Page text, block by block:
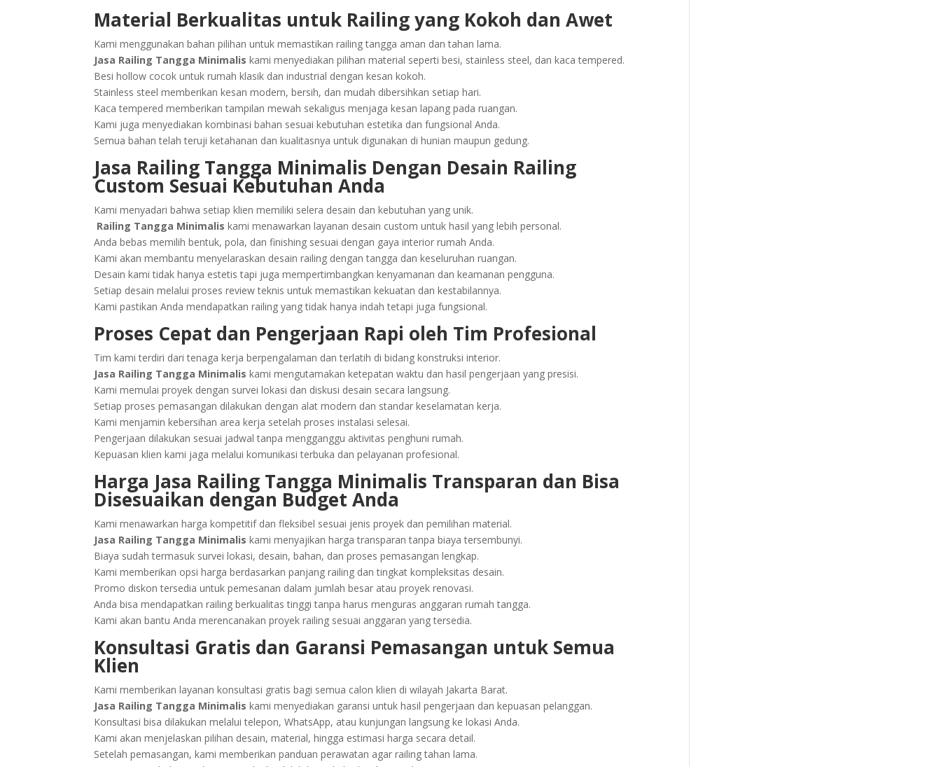
Material Berkualitas untuk Railing yang Kokoh dan Awet
Kami menggunakan bahan pilihan untuk memastikan railing tangga aman dan tahan lama.
Jasa Railing Tangga Minimalis kami menyediakan pilihan material seperti besi, stainless steel, dan kaca tempered.
Besi hollow cocok untuk rumah klasik dan industrial dengan kesan kokoh.
Stainless steel memberikan kesan modern, bersih, dan mudah dibersihkan setiap hari.
Kaca tempered memberikan tampilan mewah sekaligus menjaga kesan lapang pada ruangan.
Kami juga menyediakan kombinasi bahan sesuai kebutuhan estetika dan fungsional Anda.
Semua bahan telah teruji ketahanan dan kualitasnya untuk digunakan di hunian maupun gedung.
Jasa Railing Tangga Minimalis Dengan Desain Railing
Custom Sesuai Kebutuhan Anda
Kami menyadari bahwa setiap klien memiliki selera desain dan kebutuhan yang unik.
Railing Tangga Minimalis kami menawarkan layanan desain custom untuk hasil yang lebih personal.
Anda bebas memilih bentuk, pola, dan finishing sesuai dengan gaya interior rumah Anda.
Kami akan membantu menyelaraskan desain railing dengan tangga dan keseluruhan ruangan.
Desain kami tidak hanya estetis tapi juga mempertimbangkan kenyamanan dan keamanan pengguna.
Setiap desain melalui proses review teknis untuk memastikan kekuatan dan kestabilannya.
Kami pastikan Anda mendapatkan railing yang tidak hanya indah tetapi juga fungsional.
Proses Cepat dan Pengerjaan Rapi oleh Tim Profesional
Tim kami terdiri dari tenaga kerja berpengalaman dan terlatih di bidang konstruksi interior.
Jasa Railing Tangga Minimalis kami mengutamakan ketepatan waktu dan hasil pengerjaan yang presisi.
Kami memulai proyek dengan survei lokasi dan diskusi desain secara langsung.
Setiap proses pemasangan dilakukan dengan alat modern dan standar keselamatan kerja.
Kami menjamin kebersihan area kerja setelah proses instalasi selesai.
Pengerjaan dilakukan sesuai jadwal tanpa mengganggu aktivitas penghuni rumah.
Kepuasan klien kami jaga melalui komunikasi terbuka dan pelayanan profesional.
Harga Jasa Railing Tangga Minimalis Transparan dan Bisa
Disesuaikan dengan Budget Anda
Kami menawarkan harga kompetitif dan fleksibel sesuai jenis proyek dan pemilihan material.
Jasa Railing Tangga Minimalis kami menyajikan harga transparan tanpa biaya tersembunyi.
Biaya sudah termasuk survei lokasi, desain, bahan, dan proses pemasangan lengkap.
Kami memberikan opsi harga berdasarkan panjang railing dan tingkat kompleksitas desain.
Promo diskon tersedia untuk pemesanan dalam jumlah besar atau proyek renovasi.
Anda bisa mendapatkan railing berkualitas tinggi tanpa harus menguras anggaran rumah tangga.
Kami akan bantu Anda merencanakan proyek railing sesuai anggaran yang tersedia.
Konsultasi Gratis dan Garansi Pemasangan untuk Semua
Klien
Kami memberikan layanan konsultasi gratis bagi semua calon klien di wilayah Jakarta Barat.
Jasa Railing Tangga Minimalis kami menyediakan garansi untuk hasil pengerjaan dan kepuasan pelanggan.
Konsultasi bisa dilakukan melalui telepon, WhatsApp, atau kunjungan langsung ke lokasi Anda.
Kami akan menjelaskan pilihan desain, material, hingga estimasi harga secara detail.
Setelah pemasangan, kami memberikan panduan perawatan agar railing tahan lama.